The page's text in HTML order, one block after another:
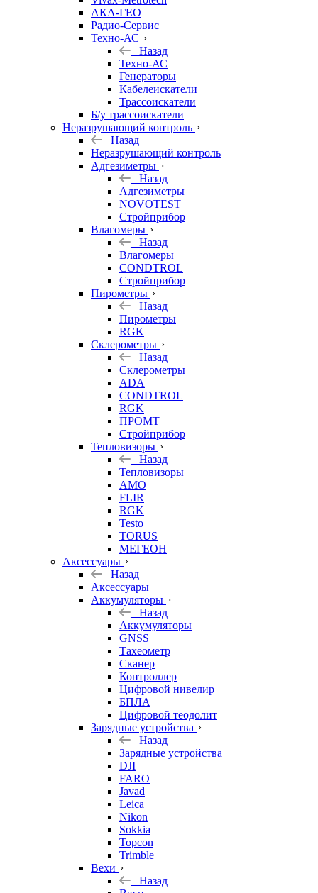
АКА-ГЕО
Радио-Сервис
Техно-АС
Назад
Техно-АС
Генераторы
Кабелеискатели
Трассоискатели
Б/у трассоискатели
Неразрушающий контроль
Назад
Неразрушающий контроль
Адгезиметры
Назад
Адгезиметры
NOVOTEST
Стройприбор
Влагомеры
Назад
Влагомеры
CONDTROL
Стройприбор
Пирометры
Назад
Пирометры
RGK
Склерометры
Назад
Склерометры
ADA
CONDTROL
RGK
ПРОМТ
Стройприбор
Тепловизоры
Назад
Тепловизоры
AMO
FLIR
RGK
Testo
TORUS
МЕГЕОН
Аксессуары
Назад
Аксессуары
Аккумуляторы
Назад
Аккумуляторы
GNSS
Тахеометр
Сканер
Контроллер
Цифровой нивелир
БПЛА
Цифровой теодолит
Зарядные устройства
Назад
Зарядные устройства
DJI
FARO
Javad
Leica
Nikon
Sokkia
Topcon
Trimble
Вехи
Назад